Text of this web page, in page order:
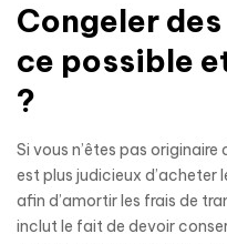
Congeler
ce possible
?
Si vous n’êtes pas originaire
est plus judicieux d’acheter
afin d’amortir les frais de
inclut le fait de devoir